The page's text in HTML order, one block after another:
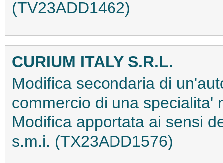
(TV23ADD1462)
CURIUM ITALY S.R.L.
Modifica secondaria di
commercio di una specialita'
Modifica apportata ai sensi
s.m.i. (TX23ADD1576)